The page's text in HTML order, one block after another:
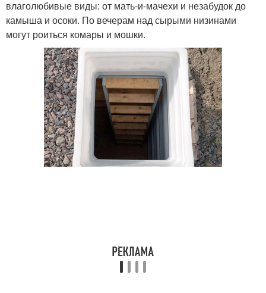
Земляной погреб Чертежи для погреба
Погреба на дачном
участке
Вход в погреб
Погреб из шлакоблока
влаголюбивые виды: от мать-и-мачехи и незабудок до
камыша и осоки. По вечерам над сырыми низинами
могут роиться комары и мошки.